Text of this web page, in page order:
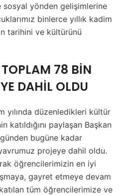
yönden gelişimlerine
binlerce yıllık kadim
tarihini ve kültürünü
78 BİN
DAHİL OLDU
düzenledikleri kültür
katıldığını paylaşan Başkan
bugüne kadar
projeye dahil oldu.
öğrencilerimizin en iyi
gayret etmeye devam
tüm öğrencilerimize ve